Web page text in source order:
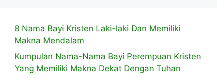
8 Nama Bayi Kristen Laki-laki Dan Memiliki
Makna Mendalam
Kumpulan Nama-Nama Bayi Perempuan Kristen
Yang Memiliki Makna Dekat Dengan Tuhan